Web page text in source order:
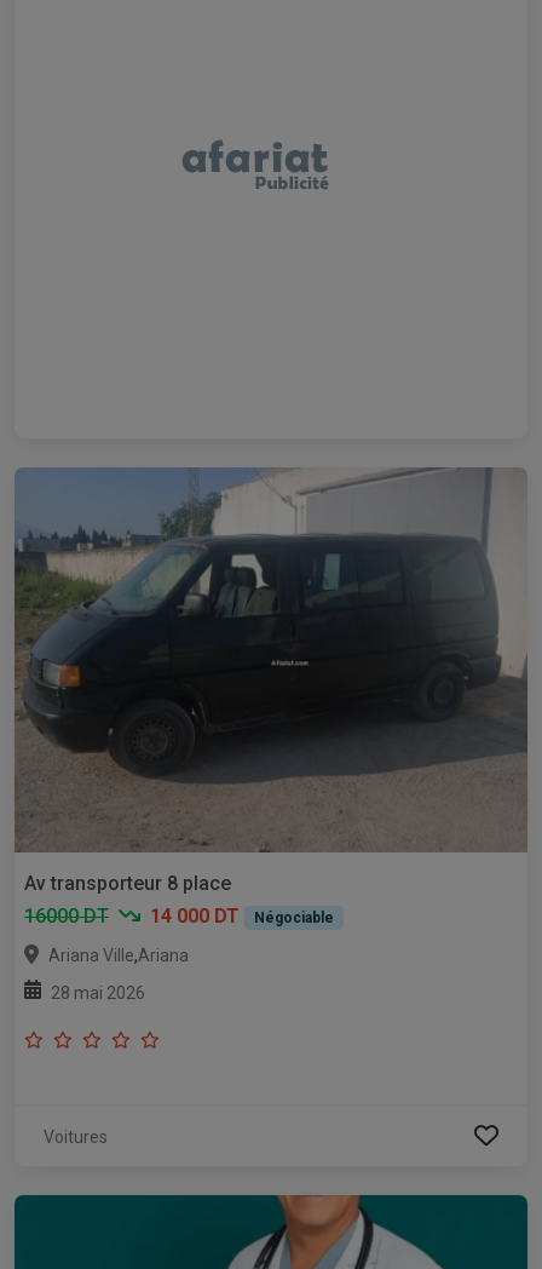
Av transporteur 8 place
16000 DT
14 000 DT Négociable
Ariana Ville,Ariana
28 mai 2026
Voitures